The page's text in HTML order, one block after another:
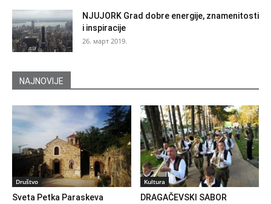
NJUJORK Grad dobre energije, znamenitosti
i inspiracije
26. март 2019.
NAJNOVIJE
Društvo
Sveta Petka Paraskeva
Kultura
DRAGAČEVSKI SABOR